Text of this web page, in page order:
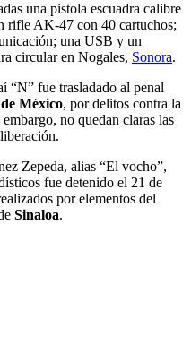
una pistola escuadra calibre
rifle AK-47 con 40 cartuchos;
una USB y un
circular en Nogales, Sonora.
“N” fue trasladado al penal
México, por delitos contra la
no quedan claras las
Zepeda, alias “El vocho”,
fue detenido el 21 de
por elementos del
Sinaloa.